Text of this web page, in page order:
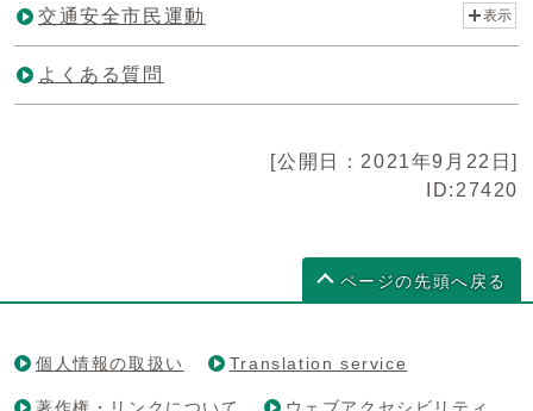
交通安全市民運動 表示
よくある質問
[公開日：2021年9月22日]
ID:27420
ページの先頭へ戻る
個人情報の取扱い Translation service